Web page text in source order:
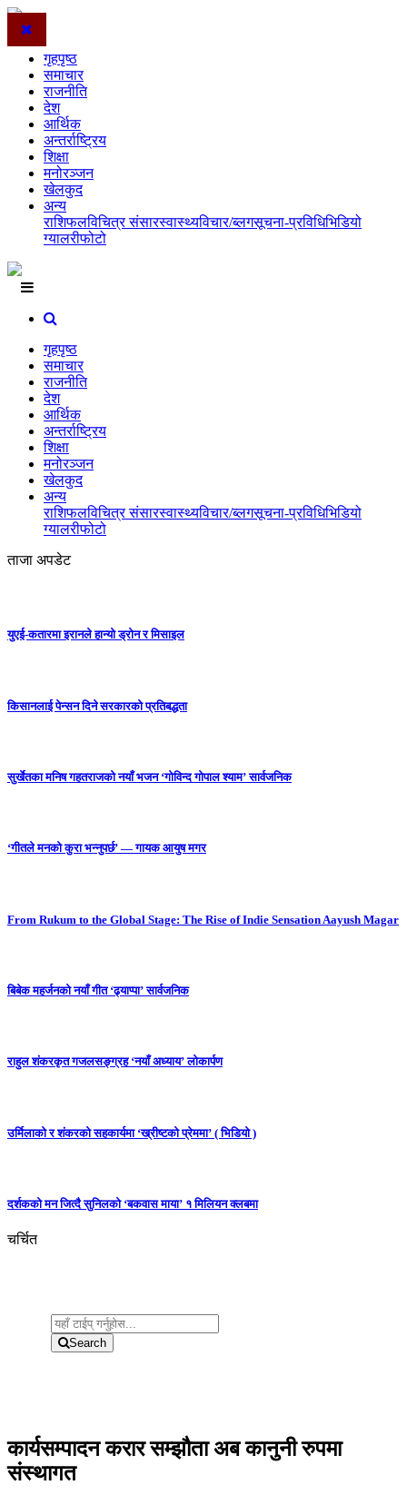
गृहपृष्ठ
समाचार
राजनीति
देश
आर्थिक
अन्तर्राष्ट्रिय
शिक्षा
मनोरञ्जन
खेलकुद
अन्य
राशिफलविचित्र संसारस्वास्थ्यविचार/ब्लगसूचना-प्रविधिभिडियो
ग्यालरीफोटो
गृहपृष्ठ
समाचार
राजनीति
देश
आर्थिक
अन्तर्राष्ट्रिय
शिक्षा
मनोरञ्जन
खेलकुद
अन्य
राशिफलविचित्र संसारस्वास्थ्यविचार/ब्लगसूचना-प्रविधिभिडियो
ग्यालरीफोटो
ताजा अपडेट
युएई-कतारमा इरानले हान्यो ड्रोन र मिसाइल
किसानलाई पेन्सन दिने सरकारको प्रतिबद्धता
सुर्खेतका मनिष गहतराजको नयाँ भजन ‘गोविन्द गोपाल श्याम’ सार्वजनिक
‘गीतले मनको कुरा भन्नुपर्छ’ — गायक आयुष मगर
From Rukum to the Global Stage: The Rise of Indie Sensation Aayush Magar
बिबेक महर्जनको नयाँ गीत ‘ढ्याप्पा’ सार्वजनिक
राहुल शंकरकृत गजलसङ्ग्रह ‘नयाँ अध्याय’ लोकार्पण
उर्मिलाको र शंकरको सहकार्यमा ‘ख्रीष्टको प्रेममा’ ( भिडियो )
दर्शकको मन जित्दै सुनिलको ‘बकवास माया’ १ मिलियन क्लबमा
चर्चित
Search
कार्यसम्पादन करार सम्झौता अब कानुनी रुपमा
संस्थागत